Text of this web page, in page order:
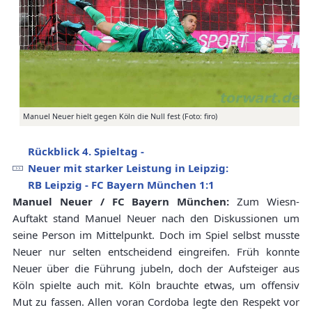
Manuel Neuer hielt gegen Köln die Null fest (Foto: firo)
Rückblick 4. Spieltag -
Neuer mit starker Leistung in Leipzig:
RB Leipzig - FC Bayern München 1:1
Manuel Neuer / FC Bayern München:Zum Wiesn-
Auftakt stand Manuel Neuer nach den Diskussionen um
seine Person im Mittelpunkt. Doch im Spiel selbst musste
Neuer nur selten entscheidend eingreifen. Früh konnte
Neuer über die Führung jubeln, doch der Aufsteiger aus
Köln spielte auch mit. Köln brauchte etwas, um offensiv
Mut zu fassen. Allen voran Cordoba legte den Respekt vor